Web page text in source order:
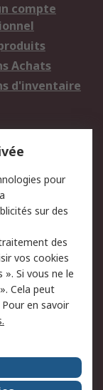
compte
Achats
d'inventaire
E-mails
anti-
pour
sur des
des
vos cookies
Si vous ne le
Cela peut
en savoir